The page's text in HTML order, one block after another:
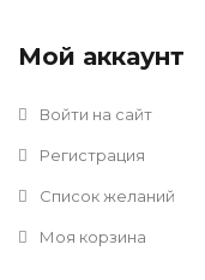
Мой аккаунт
Войти на сайт
Регистрация
Список желаний
Моя корзина